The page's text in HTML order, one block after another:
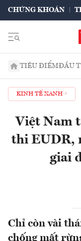
CHỨNG KHOÁN
TIÊU ĐIỂMĐẦU
KINH TẾ XANH
Việt Nam
thi EUDR,
giai
Chỉ còn vài
chống mất